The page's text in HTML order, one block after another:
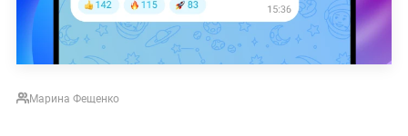
Марина Фещенко